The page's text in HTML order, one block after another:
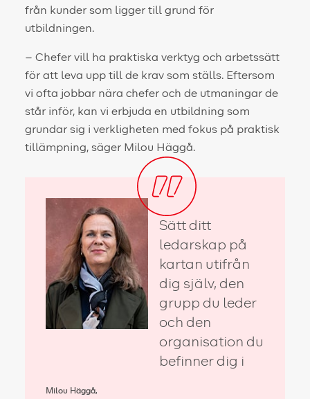
från kunder som ligger till grund för
utbildningen.
– Chefer vill ha praktiska verktyg och arbetssätt
för att leva upp till de krav som ställs. Eftersom
vi ofta jobbar nära chefer och de utmaningar de
står inför, kan vi erbjuda en utbildning som
grundar sig i verkligheten med fokus på praktisk
tillämpning, säger Milou Häggå.
Sätt ditt
ledarskap på
kartan utifrån
dig själv, den
grupp du leder
och den
organisation du
befinner dig i
Milou Häggå,